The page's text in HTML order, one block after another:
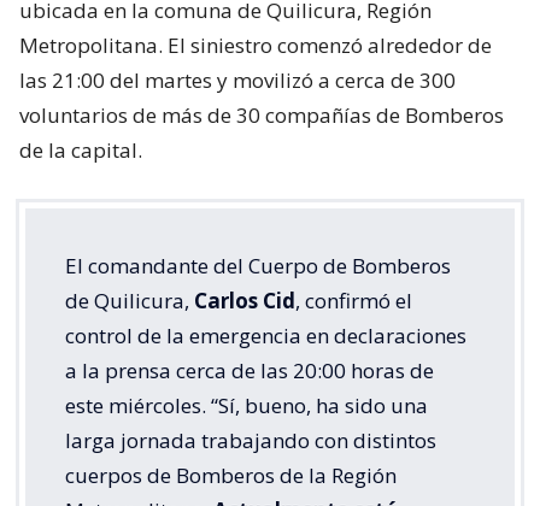
ubicada en la comuna de Quilicura, Región
Metropolitana. El siniestro comenzó alrededor de
las 21:00 del martes y movilizó a cerca de 300
voluntarios de más de 30 compañías de Bomberos
de la capital.
El comandante del Cuerpo de Bomberos
de Quilicura, Carlos Cid, confirmó el
control de la emergencia en declaraciones
a la prensa cerca de las 20:00 horas de
este miércoles. “Sí, bueno, ha sido una
larga jornada trabajando con distintos
cuerpos de Bomberos de la Región